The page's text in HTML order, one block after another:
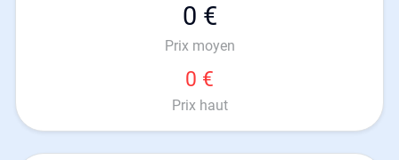
0 €
Prix moyen
0 €
Prix haut